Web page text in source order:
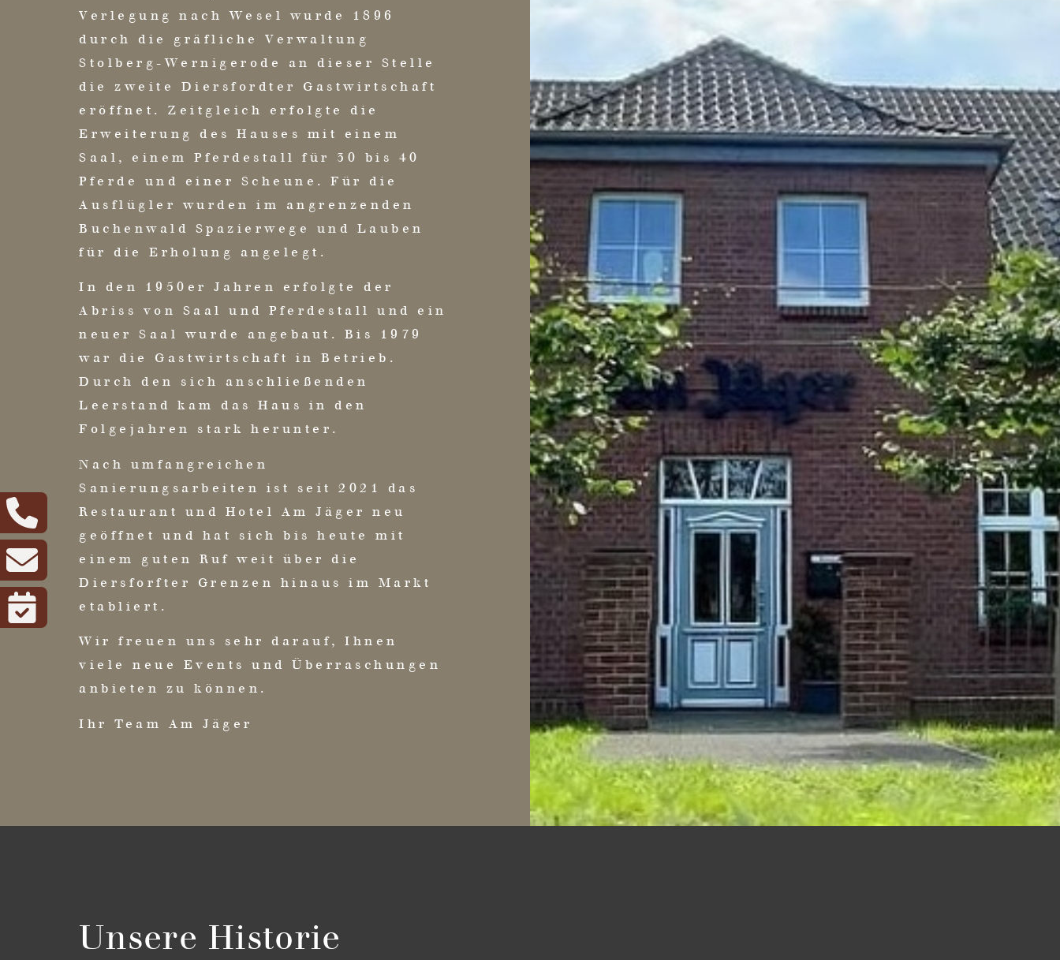
Verlegung nach Wesel wurde 1896
durch die gräfliche Verwaltung
Stolberg-Wernigerode an dieser Stelle
die zweite Diersfordter Gastwirtschaft
eröffnet. Zeitgleich erfolgte die
Erweiterung des Hauses mit einem
Saal, einem Pferdestall für 30 bis 40
Pferde und einer Scheune. Für die
Ausflügler wurden im angrenzenden
Buchenwald Spazierwege und Lauben
für die Erholung angelegt.
In den 1950er Jahren erfolgte der
Abriss von Saal und Pferdestall und ein
neuer Saal wurde angebaut. Bis 1979
war die Gastwirtschaft in Betrieb.
Durch den sich anschließenden
Leerstand kam das Haus in den
Folgejahren stark herunter.
Nach umfangreichen
Sanierungsarbeiten ist seit 2021 das
Restaurant und Hotel Am Jäger neu
geöffnet und hat sich bis heute mit
einem guten Ruf weit über die
Diersforfter Grenzen hinaus im Markt
etabliert.
Wir freuen uns sehr darauf, Ihnen
viele neue Events und Überraschungen
anbieten zu können.
Ihr Team Am Jäger
Unsere Historie